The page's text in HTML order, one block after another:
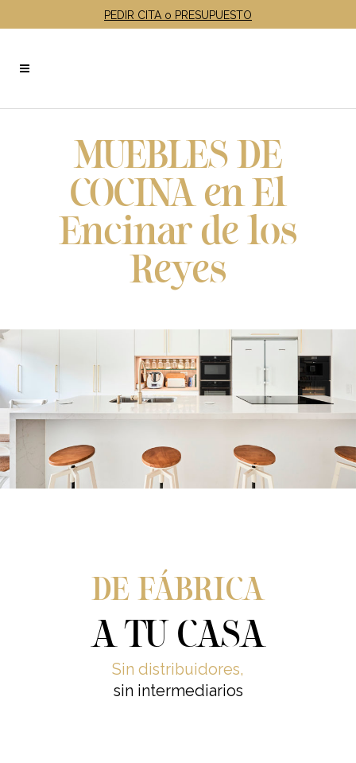
PEDIR CITA o PRESUPUESTO
MUEBLES DE
COCINA en El
Encinar de los
Reyes
DE FÁBRICA
A TU CASA
Sin distribuidores,
sin intermediarios